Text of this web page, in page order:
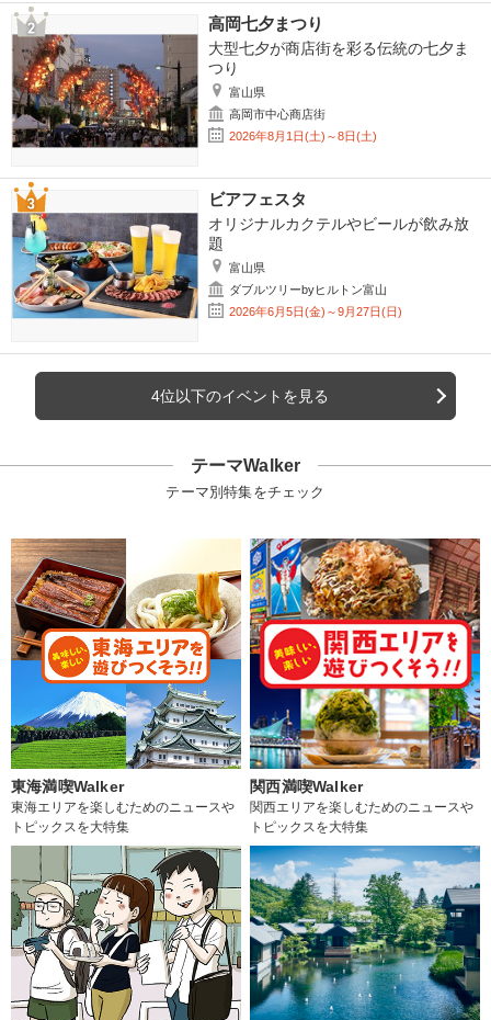
高岡七夕まつり
大型七夕が商店街を彩る伝統の七夕ま
つり
富山県
高岡市中心商店街
2026年8月1日(土)～8日(土)
ビアフェスタ
オリジナルカクテルやビールが飲み放
題
富山県
ダブルツリーbyヒルトン富山
2026年6月5日(金)～9月27日(日)
4位以下のイベントを見る
テーマWalker
テーマ別特集をチェック
東海満喫Walker
東海エリアを楽しむためのニュースや
トピックスを大特集
関西満喫Walker
関西エリアを楽しむためのニュースや
トピックスを大特集